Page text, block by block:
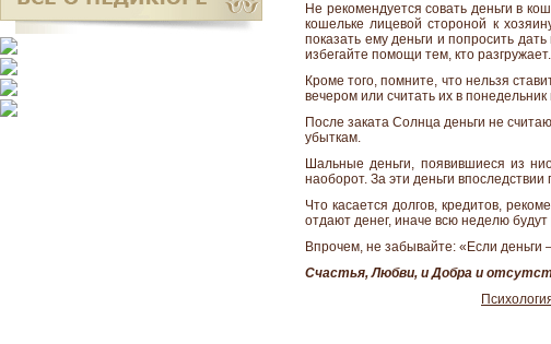
Не рекомендуется совать деньги в
кошельке лицевой стороной к
показать ему деньги и попросить
избегайте помощи тем, кто разгружает.
Кроме того, помните, что нельзя
вечером или считать их в
После заката Солнца деньги не
убыткам.
Шальные деньги, появившиеся из
наоборот. За эти деньги
Что касается долгов, кредитов,
отдают денег, иначе всю неделю
Впрочем, не забывайте: «Если деньги
Счастья, Любви, и Добра и